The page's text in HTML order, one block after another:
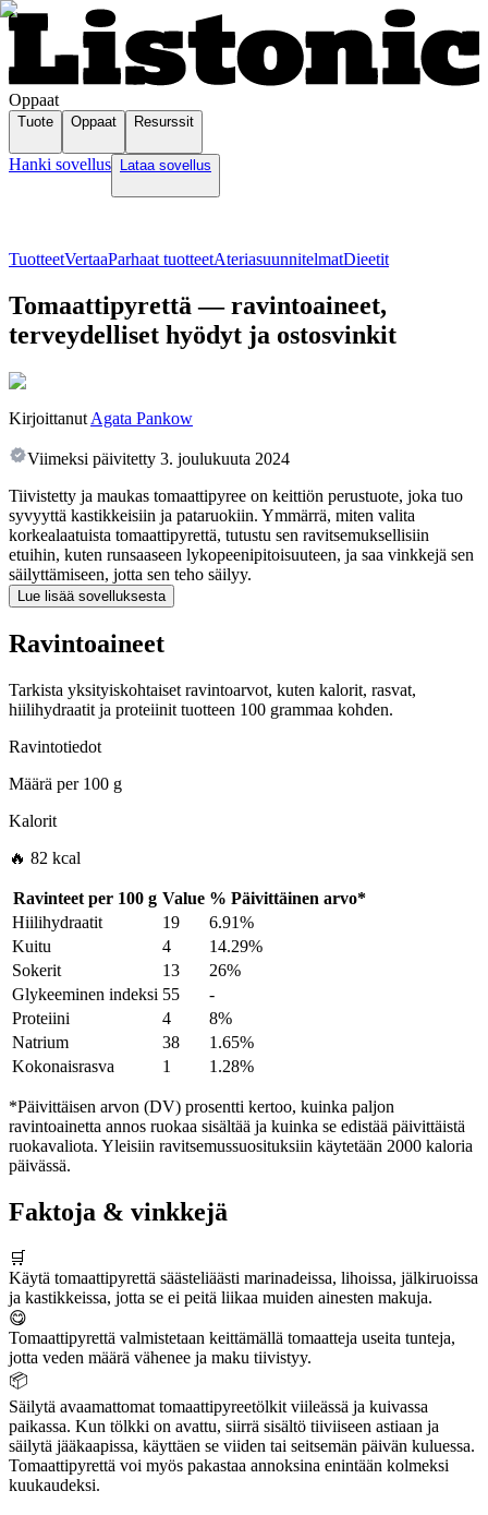
Oppaat
Tuote Oppaat Resurssit
Hanki sovellus Lataa sovellus
TuotteetVertaaParhaat tuotteetAteriasuunnitelmatDieetit
Tomaattipyrettä — ravintoaineet,
terveydelliset hyödyt ja ostosvinkit
Kirjoittanut Agata Pankow
Viimeksi päivitetty 3. joulukuuta 2024
Tiivistetty ja maukas tomaattipyree on keittiön perustuote, joka tuo
syvyyttä kastikkeisiin ja pataruokiin. Ymmärrä, miten valita
korkealaatuista tomaattipyrettä, tutustu sen ravitsemuksellisiin
etuihin, kuten runsaaseen lykopeenipitoisuuteen, ja saa vinkkejä sen
säilyttämiseen, jotta sen teho säilyy.
Lue lisää sovelluksesta
Ravintoaineet
Tarkista yksityiskohtaiset ravintoarvot, kuten kalorit, rasvat,
hiilihydraatit ja proteiinit tuotteen 100 grammaa kohden.
Ravintotiedot
Määrä per100 g
Kalorit
🔥 82 kcal
Ravinteet per 100 g Value % Päivittäinen arvo*
Hiilihydraatit
19
6.91%
Kuitu
4
14.29%
Sokerit
13
26%
Glykeeminen indeksi 55
-
Proteiini
4
8%
Natrium
38
1.65%
Kokonaisrasva
1 1.28%
*Päivittäisen arvon (DV) prosentti kertoo, kuinka paljon
ravintoainetta annos ruokaa sisältää ja kuinka se edistää päivittäistä
ruokavaliota. Yleisiin ravitsemussuosituksiin käytetään 2000 kaloria
päivässä.
Faktoja & vinkkejä
🛒
Käytä tomaattipyrettä säästeliäästi marinadeissa, lihoissa, jälkiruoissa
ja kastikkeissa, jotta se ei peitä liikaa muiden ainesten makuja.
😋
Tomaattipyrettä valmistetaan keittämällä tomaatteja useita tunteja,
jotta veden määrä vähenee ja maku tiivistyy.
📦
Säilytä avaamattomat tomaattipyreetölkit viileässä ja kuivassa
paikassa. Kun tölkki on avattu, siirrä sisältö tiiviiseen astiaan ja
säilytä jääkaapissa, käyttäen se viiden tai seitsemän päivän kuluessa.
Tomaattipyrettä voi myös pakastaa annoksina enintään kolmeksi
kuukaudeksi.